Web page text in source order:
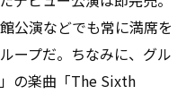
公演などでも常に満席を
ープだ。ちなみに、グル
の楽曲「The Sixth